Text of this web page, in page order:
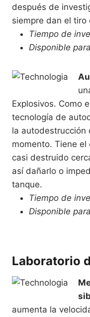
después de
siempre dan el tiro
Tiempo de
Disponible
Explosivos. Como
tecnología de
la autodestrucción
momento. Tiene
casi destruido
así dañarlo o
tanque.
Tiempo de
Disponible
Laboratorio
aumenta la